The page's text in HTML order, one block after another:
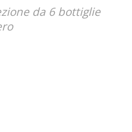
da 6 bottiglie